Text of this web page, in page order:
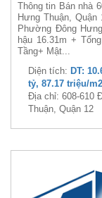
Thông tin Bán nhà
Hưng Thuận,
Phường Đông
hậu 16.31m +
Tầng+ Mật...
Diện tích: DT:
tỷ, 87.17 triệu/
Địa chỉ: 608-610
Thuận, Quận 12